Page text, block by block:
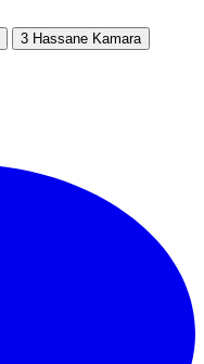
3 Hassane Kamara